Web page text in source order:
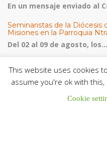
En un mensaje enviado al
Seminaristas de la Diócesis
Misiones en la Parroquia
Del 02 al 09 de agosto, los...
Cáritas de Venezuela
atención a familias tras los
Cáritas de Venezuela
This website uses cookies
assume you're ok with
Cookie